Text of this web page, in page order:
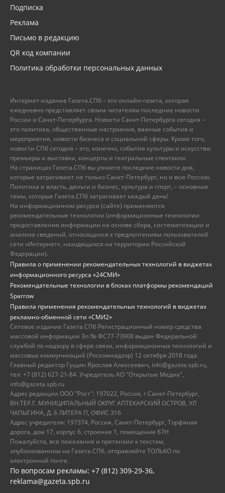
Подписка
Реклама
Письмо в редакцию
QR код компании
Политика обработки персональных данных
Интернет-издание Газета.СПб – это онлайн-газета, которая
ежедневно представляет своим читателям последние новости
России и Санкт-Петербурга. Новости Санкт-Петербурга сегодня –
это политика, общественные настроения, важные события и
мероприятия, новости бизнеса и социальной сферы. Кроме того,
новости СПб сегодня – это, конечно, события культуры и искусства:
премьеры и выставки, концерты и театральные спектакли.
На страницах Газета.СПб вы узнаете последние новости дня,
которые затрагивают не только Санкт-Петербург, но и всю Россию.
Политика и власть, деньги и бизнес, культура и спорт, – основные
темы, которые Газета.СПб затрагивает каждый день!
На информационном ресурсе (сайте) применяются
рекомендательные технологии (информационные технологии
предоставления информации на основе сбора, систематизации и
анализа сведений, относящихся к предпочтениям пользователей
сети «Интернет», находящихся на территории Российской
Федерации).
Правила о применении рекомендательных технологий в виджетах
информационного ресурса «24СМИ»
Рекомендательные технологии в блоках платформы рекомендаций
Sparrow
Правила применения рекомендательных технологий в виджетах
рекламно-обменной сети «СМИ2»
Сетевое издание Газета.СПб Регистрационный номер средства
массовой информации Эл № ФС77-73908 выдан Федеральной
службой по надзору в сфере связи, информационных технологий и
массовых коммуникаций (Роскомнадзор) 12 октября 2018 года.
Главный редактор Гущин Ярослав Алексеевич, info@gazeta.spb.ru,
тел: +7 (812) 627-21-84. Учредитель АО "Открытые Медиа",
info@gazeta.spb.ru
Адрес редакции ООО "Рост": 197022, Россия, г.Санкт-Петербург,
ВН.ТЕР.Г. МУНИЦИПАЛЬНЫЙ ОКРУГ АПТЕКАРСКИЙ ОСТРОВ, УЛ
ЧАПЫГИНА, Д. 6 ЛИТЕРА П, ОФИС 316
Адрес учредителя: 197374, Россия, Санкт-Петербург, Торфяная
дорога, дом 17, корпус 6, строение 1, помещение 67Н
Пожалуйста, все пожелания и претензии к текстам,
опубликованном на Газета.СПб, отправляйте ТОЛЬКО по
электронной почте.
По вопросам рекламы: +7 (812) 309-29-36,
reklama@gazeta.spb.ru